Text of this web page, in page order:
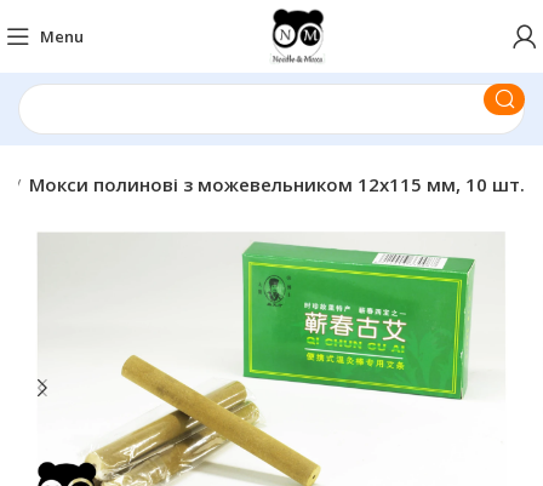
Menu
Мокси полинові з можевельником 12х115 мм, 10 шт.